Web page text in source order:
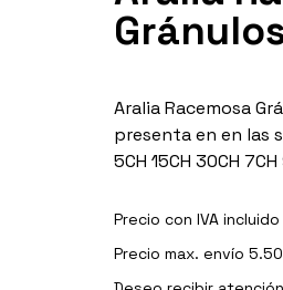
Aralia Racemosa
presenta en en las
5CH 15CH 30CH 7CH
Precio con IVA incluido
Precio max. envío